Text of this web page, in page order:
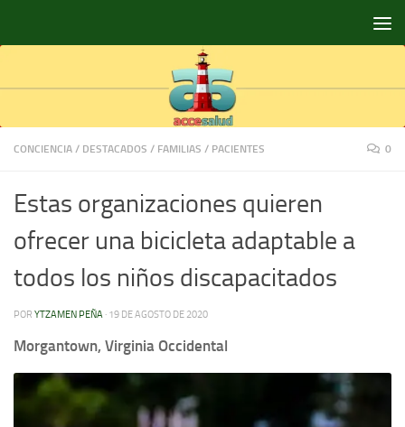
CONCIENCIA / DESTACADOS / FAMILIAS / PACIENTES 0
Estas organizaciones quieren
ofrecer una bicicleta adaptable a
todos los niños discapacitados
POR YTZAMEN PEÑA · 19 DE AGOSTO DE 2020
Morgantown, Virginia Occidental